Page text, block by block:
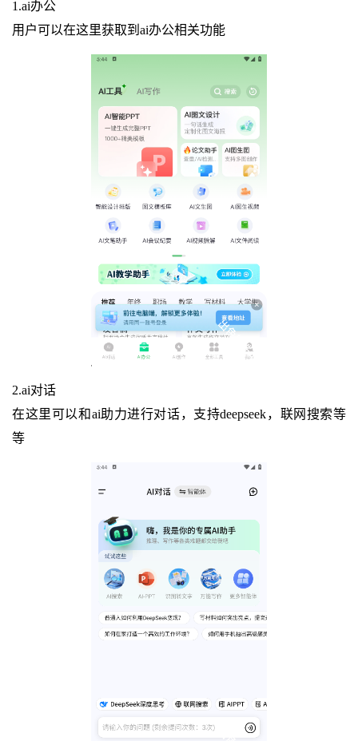
1.ai办公
用户可以在这里获取到ai办公相关功能
2.ai对话
在这里可以和ai助力进行对话，支持deepseek，联网搜索等
等